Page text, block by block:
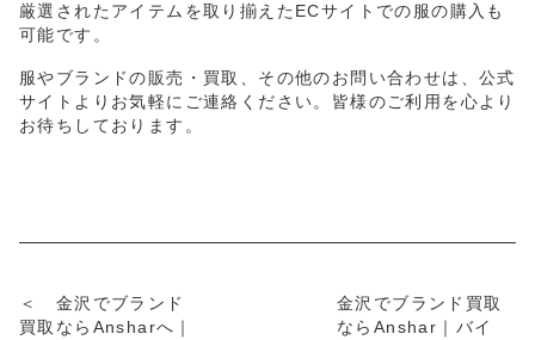
厳選されたアイテムを取り揃えたECサイトでの服の購入も
可能です。
服やブランドの販売・買取、その他のお問い合わせは、公式
サイトよりお気軽にご連絡ください。皆様のご利用を心より
お待ちしております。
＜ 金沢でブランド
買取ならAnsharへ｜
金沢でブランド買取
ならAnshar｜バイ